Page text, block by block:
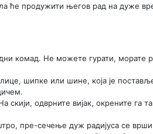
ће продужити његов рад на дуже
комад. Не можете гурати, морате
шипке или шине, која је
скији, одврните вијак, окрените га
пре-сечење дуж радијуса се